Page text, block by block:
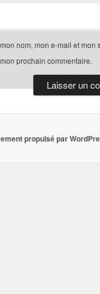
nom, mon e-mail et mon
prochain commentaire.
propulsé par